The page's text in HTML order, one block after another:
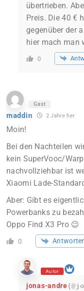
übertrieben.
Preis. Die 40 €
gegenüber der
hier mach man
0
Gast
maddin 2 Jahre her
Moin!
Bei den Nachteilen
kein SuperVooc/
nachvollziehbar ist
Xiaomi Lade-
Aber: Gibt es
Powerbanks zu
Oppo Find X3 Pro 😉
0
Autor
jonas-andre